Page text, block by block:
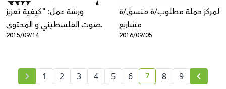
ورشة عمل: "كيفية تعزيز
الصوت الفلسطيني و المحتوى
العربي في الويكيبيديا
2015/09/14
لمركز حملة مطلوب/ة منسق/ة
مشاريع
2016/09/05
1 2 3 4 5 6 current page number
7 8 9